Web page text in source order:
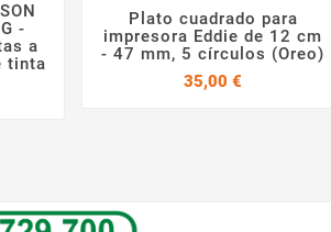
-
a
tinta
 
Plato cuadrado para
impresora Eddie de 12 cm
- 47 mm, 5 círculos (Oreo)
35,00 €